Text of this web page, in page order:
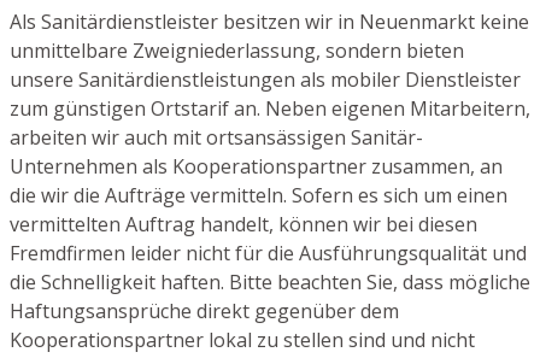
Als Sanitärdienstleister besitzen wir in Neuenmarkt keine
unmittelbare Zweigniederlassung, sondern bieten
unsere Sanitärdienstleistungen als mobiler Dienstleister
zum günstigen Ortstarif an. Neben eigenen Mitarbeitern,
arbeiten wir auch mit ortsansässigen Sanitär-
Unternehmen als Kooperationspartner zusammen, an
die wir die Aufträge vermitteln. Sofern es sich um einen
vermittelten Auftrag handelt, können wir bei diesen
Fremdfirmen leider nicht für die Ausführungsqualität und
die Schnelligkeit haften. Bitte beachten Sie, dass mögliche
Haftungsansprüche direkt gegenüber dem
Kooperationspartner lokal zu stellen sind und nicht